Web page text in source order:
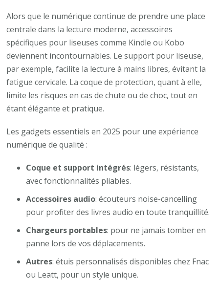
Alors que le numérique continue de prendre une place
centrale dans la lecture moderne, accessoires
spécifiques pour liseuses comme Kindle ou Kobo
deviennent incontournables. Le support pour liseuse,
par exemple, facilite la lecture à mains libres, évitant la
fatigue cervicale. La coque de protection, quant à elle,
limite les risques en cas de chute ou de choc, tout en
étant élégante et pratique.
Les gadgets essentiels en 2025 pour une expérience
numérique de qualité :
Coque et support intégrés: légers, résistants,
avec fonctionnalités pliables.
Accessoires audio: écouteurs noise-cancelling
pour profiter des livres audio en toute tranquillité.
Chargeurs portables: pour ne jamais tomber en
panne lors de vos déplacements.
Autres: étuis personnalisés disponibles chez Fnac
ou Leatt, pour un style unique.